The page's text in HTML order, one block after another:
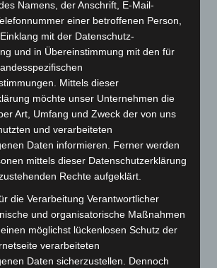
Mensch stirbt bei Bagger-Unfall
Baustelle
bei McDonald’s-Umbau in
beschädigt
nach Abschaltung von
Market“ erhoben
Namens, der Anschrift, E-Mail-
einer betroffenen Person,
mit der Datenschutz-
und in Übereinstimmung mit den für
Mittels dieser
möchte unser Unternehmen die
Art, Umfang und Zweck der von uns
und verarbeiteten
Daten informieren. Ferner werden
mittels dieser Datenschutzerklärung
Rechte aufgeklärt.
die Verarbeitung Verantwortlicher
und organisatorische Maßnahmen
möglichst lückenlosen Schutz der
verarbeiteten
Daten sicherzustellen. Dennoch